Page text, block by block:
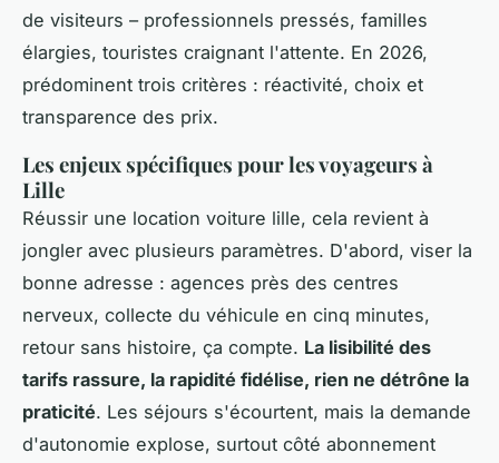
de visiteurs – professionnels pressés, familles
élargies, touristes craignant l'attente. En 2026,
prédominent trois critères : réactivité, choix et
transparence des prix.
Les enjeux spécifiques pour les voyageurs à
Lille
Réussir une location voiture lille, cela revient à
jongler avec plusieurs paramètres. D'abord, viser la
bonne adresse : agences près des centres
nerveux, collecte du véhicule en cinq minutes,
retour sans histoire, ça compte. La lisibilité des
tarifs rassure, la rapidité fidélise, rien ne détrône la
praticité. Les séjours s'écourtent, mais la demande
d'autonomie explose, surtout côté abonnement